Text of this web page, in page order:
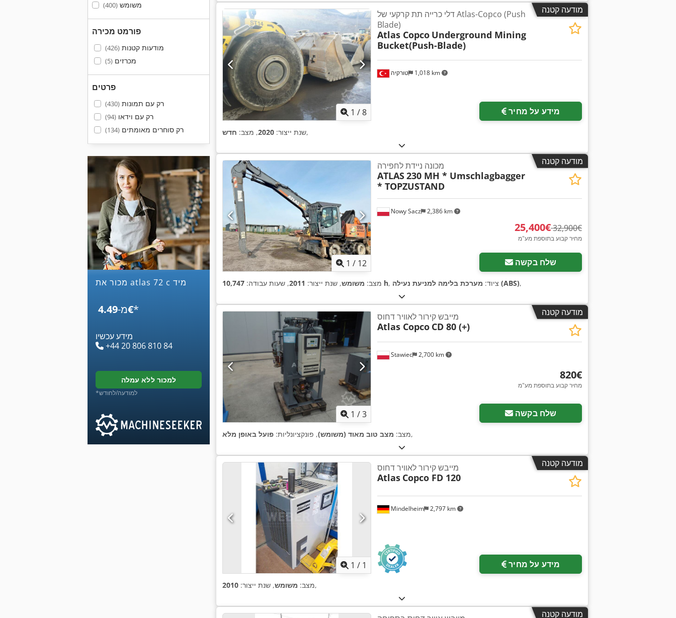
משומש(400)
פורמט מכירה
מודעות קטנות(426)
מכרזים(5)
פרטים
רק עם תמונות(430)
רק עם וידאו(94)
רק סוחרים מאומתים(134)
מכור את atlas 72 c מיד
מ-‏4.49 ‏€*
מידע עכשיו
+44 20 806 810 84
למכור ללא עמלה
*למודעה/לחודש
מודעה קטנה
1 /8
טורקיה 1,018 km
דלי כרייה תת קרקעי של Atlas-Copco (Push
Blade)
Atlas Copco Underground Mining
Bucket(Push-Blade)
מידע על מחיר
שנת ייצור: 2020, מצב: חדש ,
מודעה קטנה
1 / 12
Nowy Sacz 2,386 km
מכונה ניידת לחפירה
ATLAS230 MH * Umschlagbagger
* TOPZUSTAND
‏25,400 ‏€ ‏32,900 ‏€
מחיר קבוע בתוספת מע"מ
שלח בקשה
מצב: משומש, שנת ייצור: 2011, שעות עבודה: 10,747 h , ציוד: מערכת בלימה למניעת נעילה (ABS),
מודעה קטנה
1 /3
Stawiec 2,700 km
מייבש קירור לאוויר דחוס
Atlas Copco CD 80 (+)
‏820 ‏€
מחיר קבוע בתוספת מע"מ
שלח בקשה
מצב: מצב טוב מאוד (משומש), פונקציונליות: פועל באופן מלא ,
מודעה קטנה
1 / 1
Mindelheim 2,797 km
מייבש קירור לאוויר דחוס
Atlas Copco FD 120
מידע על מחיר
מצב: משומש, שנת ייצור: 2010 ,
מודעה קטנה